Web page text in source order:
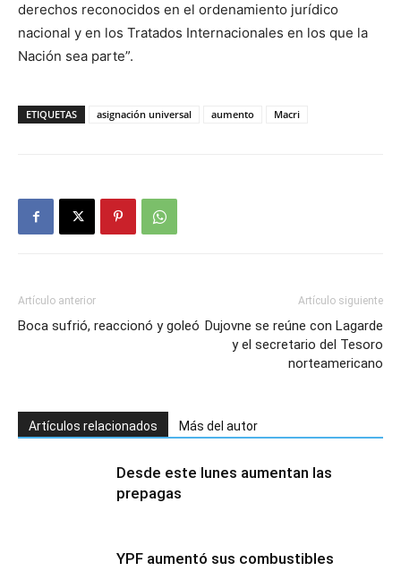
derechos reconocidos en el ordenamiento jurídico
nacional y en los Tratados Internacionales en los que la
Nación sea parte”.
ETIQUETAS asignación universal aumento Macri
Artículo anterior
Boca sufrió, reaccionó y goleó
Artículo siguiente
Dujovne se reúne con Lagarde
y el secretario del Tesoro
norteamericano
Artículos relacionados Más del autor
Desde este lunes aumentan las
prepagas
YPF aumentó sus combustibles